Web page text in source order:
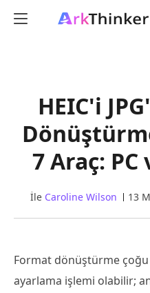
HEIC'i
7 Araç:
İle Caroline Wilson 13
Format dönüştürme
ayarlama işlemi olabilir;